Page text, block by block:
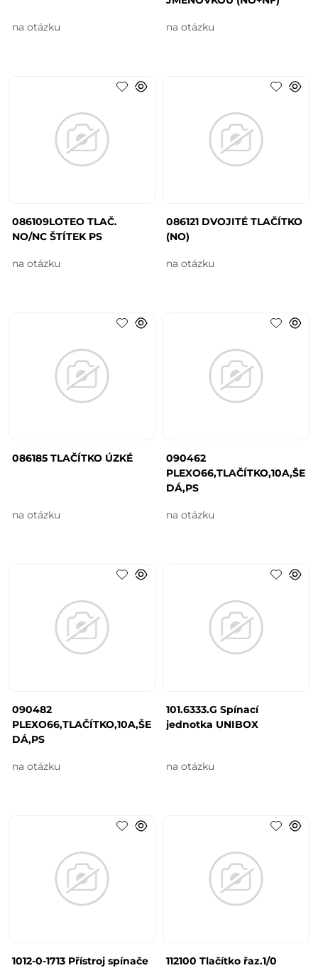
na otázku na otázku
086109LOTEO TLAČ.
NO/NC ŠTÍTEK PS
na otázku
086121 DVOJITÉ TLAČÍTKO
(NO)
na otázku
086185 TLAČÍTKO ÚZKÉ
na otázku
090462
PLEXO66,TLAČÍTKO,10A,ŠE
DÁ,PS
na otázku
090482
PLEXO66,TLAČÍTKO,10A,ŠE
DÁ,PS
na otázku
101.6333.G Spínací
jednotka UNIBOX
na otázku
1012-0-1713 Přístroj spínače
112100 Tlačítko řaz.1/0